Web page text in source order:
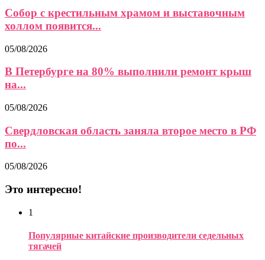
Собор с крестильным храмом и выставочным
холлом появится...
05/08/2026
В Петербурге на 80% выполнили ремонт крыш
на...
05/08/2026
Свердловская область заняла второе место в РФ
по...
05/08/2026
Это интересно!
1
Популярные китайские производители седельных
тягачей